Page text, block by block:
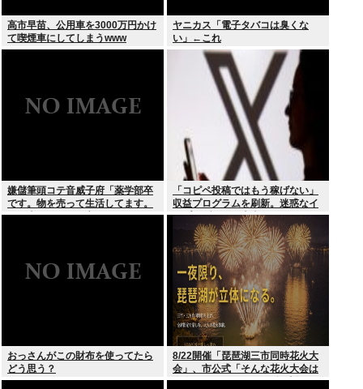
高市早苗、公用車を3000万円かけ
て喫煙車にしてしまうwww
ヤニカス「電子タバコは臭くな
い」←これ
嫌儲筆頭コテ音威子府「薬学部卒
です。物を売って生活してます。
何を売ってるかは言えません」
「コピペ投稿ではもう稼げない」
収益プログラムを刷新。迷惑なイ
ンプレゾンビは本当にいなくなる
のか？
おっさんがこの財布を使ってたら
どう思う？
8/22開催「琵琶湖三市同時花火大
会」、市公式「そんな花火大会は
存在しない」→ SNS阿鼻叫喚